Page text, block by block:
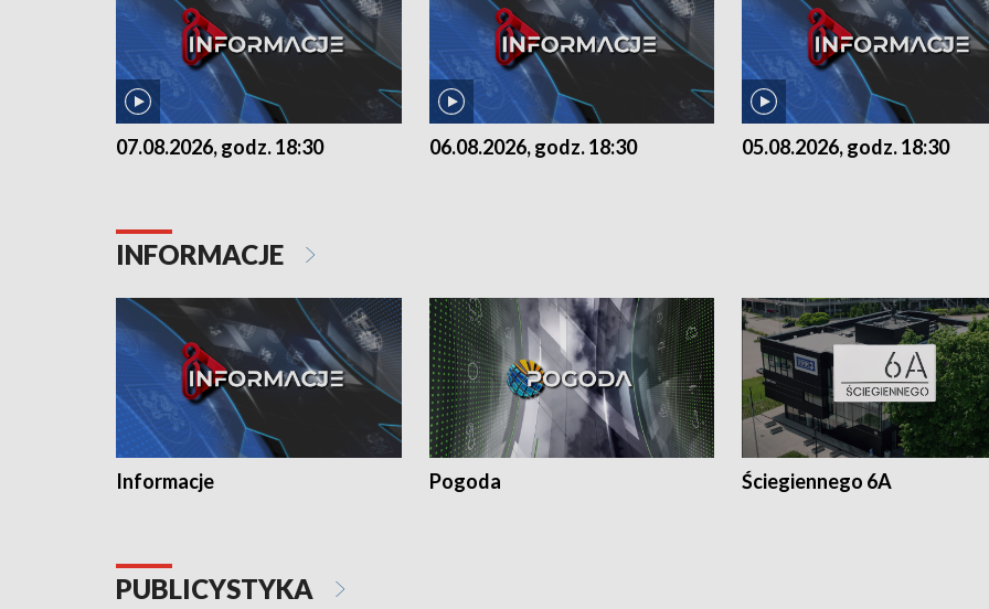
07.08.2026, godz. 18:30 06.08.2026, godz. 18:30 05.08.2026, godz. 18:30
INFORMACJE
Informacje Pogoda Ściegiennego 6A
PUBLICYSTYKA